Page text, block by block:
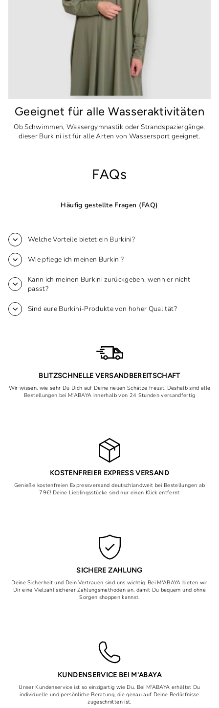
Geeignet für alle Wasseraktivitäten
Ob Schwimmen, Wassergymnastik oder Strandspaziergänge,
dieser Burkini ist für alle Arten von Wassersport geeignet.
FAQs
Häufig gestellte Fragen (FAQ)
Welche Vorteile bietet ein Burkini?
Wie pflege ich meinen Burkini?
Kann ich meinen Burkini zurückgeben, wenn er nicht
passt?
Sind eure Burkini-Produkte von hoher Qualität?
BLITZSCHNELLE VERSANDBEREITSCHAFT
Wir wissen, wie sehr Du Dich auf Deine neuen Schätze freust. Deshalb sind alle
Bestellungen bei M'ABAYA innerhalb von 24 Stunden versandfertig
KOSTENFREIER EXPRESS VERSAND
Genieße kostenfreien Expressversand deutschlandweit bei Bestellungen ab
79€! Deine Lieblingsstücke sind nur einen Klick entfernt
SICHERE ZAHLUNG
Deine Sicherheit und Dein Vertrauen sind uns wichtig. Bei M'ABAYA bieten wir
Dir eine Vielzahl sicherer Zahlungsmethoden an, damit Du bequem und ohne
Sorgen shoppen kannst.
KUNDENSERVICE BEI M'ABAYA
Unser Kundenservice ist so einzigartig wie Du. Bei M'ABAYA erhältst Du
individuelle und persönliche Beratung, die genau auf Deine Bedürfnisse
zugeschnitten ist.